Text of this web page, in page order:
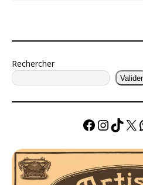
Rechercher
Valider